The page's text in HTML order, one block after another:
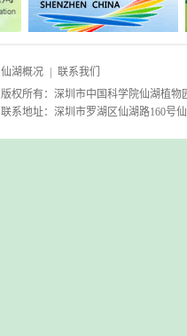
仙湖概况
联系我们
版权所有：深圳市中国科学院仙湖植物
联系地址：深圳市罗湖区仙湖路160号